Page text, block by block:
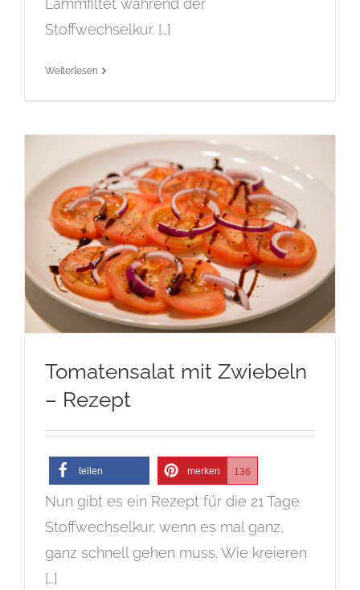
Lammfiltet während der
Stoffwechselkur. […]
Weiterlesen
Tomatensalat mit Zwiebeln
– Rezept
teilen merken 136
Nun gibt es ein Rezept für die 21 Tage
Stoffwechselkur, wenn es mal ganz,
ganz schnell gehen muss. Wie kreieren
[…]